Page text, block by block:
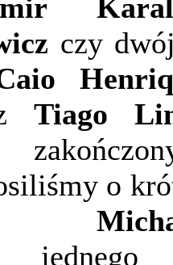
czy
Tiago
o